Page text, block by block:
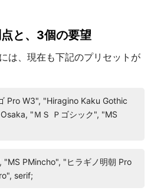
と、3個の要望
は、現在も下記のプリセットが
Pro W3", "Hiragino Kaku Gothic
"ＭＳ Ｐゴシック", "MS
PMincho", "ヒラギノ明朝 Pro
serif;